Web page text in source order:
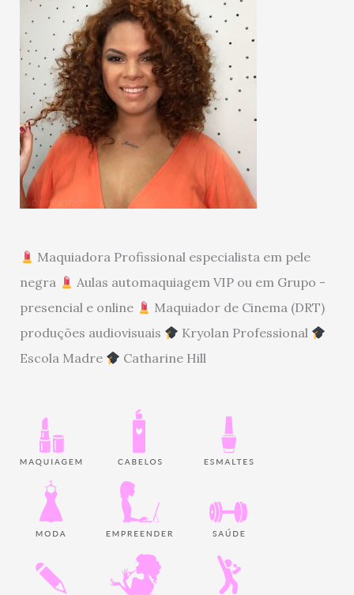
Maquiadora Profissional especialista em pele
negra
Aulas automaquiagem VIP ou em Grupo -
presencial e online
Maquiador de Cinema (DRT)
produções audiovisuais
Kryolan Professional
Escola Madre
Catharine Hill